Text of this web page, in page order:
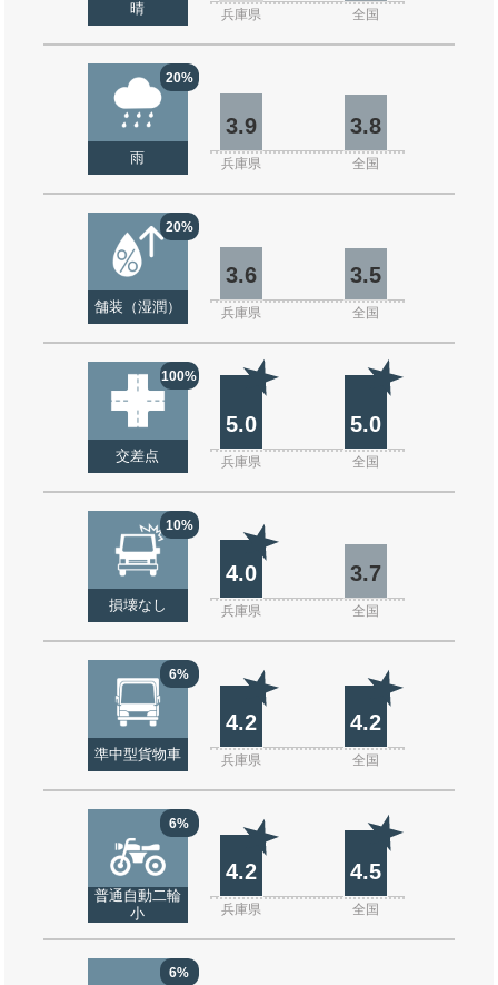
晴 兵庫県 全国
20%
雨
3.9 3.8
兵庫県 全国
20%
舗装（湿潤）
3.6 3.5
兵庫県 全国
100%
交差点
5.0 5.0
兵庫県 全国
10%
損壊なし
4.0 3.7
兵庫県 全国
6%
準中型貨物車
4.2 4.2
兵庫県 全国
6%
普通自動二輪
小
4.2 4.5
兵庫県 全国
6%